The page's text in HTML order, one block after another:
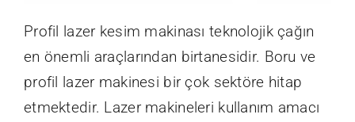
Profil lazer kesim makinası teknolojik çağın
en önemli araçlarından birtanesidir. Boru ve
profil lazer makinesi bir çok sektöre hitap
etmektedir. Lazer makineleri kullanım amacı